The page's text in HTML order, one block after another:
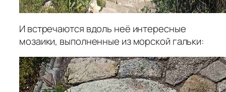
И встречаются вдоль неё интересные
мозаики, выполненные из морской гальки: